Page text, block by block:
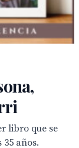
libro que se
años.